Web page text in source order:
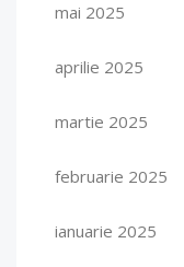
mai 2025
aprilie 2025
martie 2025
februarie 2025
ianuarie 2025